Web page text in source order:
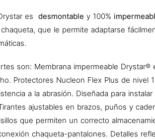
esdesmontabley 100%
que le permite adaptarse
son: Membrana impermeable Drystar®
Protectores Nucleon Flex Plus de nivel
a la abrasión. Diseñada para
ajustables en brazos, puños y
que permiten un correcto
chaqueta-pantalones. Detalles